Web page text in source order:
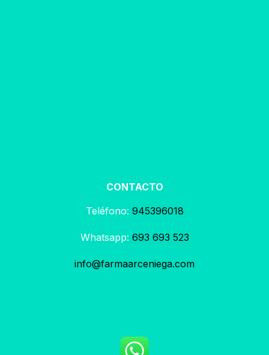
CONTACTO
Teléfono: 945396018
Whatsapp: 693 693 523
info@farmaarceniega.com